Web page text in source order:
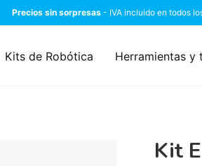
Precios sin sorpresas- IVA incluido en todos
Kits de Robótica Herramientas y
Kit